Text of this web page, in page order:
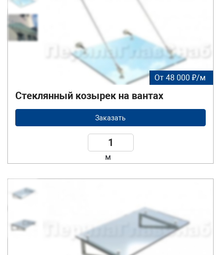
От 48 000 ₽/м
Стеклянный козырек на вантах
Заказать
м